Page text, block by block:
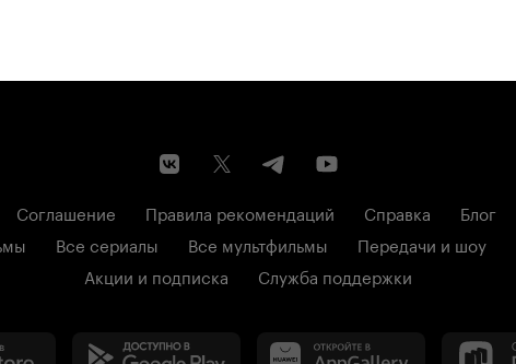
Соглашение Правила рекомендаций Справка Блог
Все сериалы Все мультфильмы Передачи и шоу
Акции и подписка
Служба поддержки